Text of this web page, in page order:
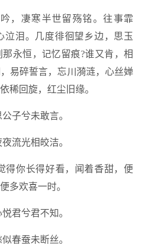
，凄寒半世留殇铭。往事霏
泣泪。几度徘徊望乡边，思玉
永恒，记忆留痕?谁又肯，相
易碎誓言，忘川漪涟，心丝婵
稀回旋，红尘旧缘。
子兮未敢言。
流光相皎洁。
得你长得好看，闻着香甜，便
多欢喜一时。
君兮君不知。
春蚕未断丝。